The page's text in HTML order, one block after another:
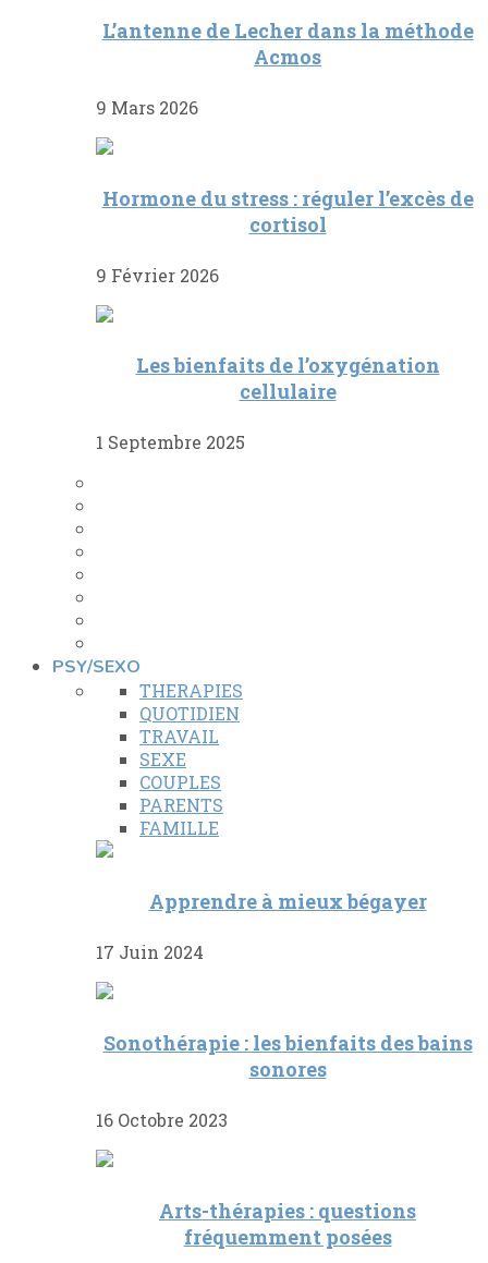
L’antenne de Lecher dans la méthode
Acmos
9 Mars 2026
Hormone du stress : réguler l’excès de
cortisol
9 Février 2026
Les bienfaits de l’oxygénation
cellulaire
1 Septembre 2025
PSY/SEXO
THERAPIES
QUOTIDIEN
TRAVAIL
SEXE
COUPLES
PARENTS
FAMILLE
Apprendre à mieux bégayer
17 Juin 2024
Sonothérapie : les bienfaits des bains
sonores
16 Octobre 2023
Arts-thérapies : questions
fréquemment posées